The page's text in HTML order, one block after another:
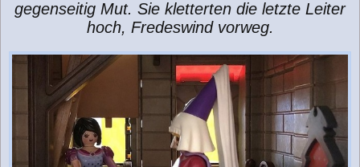
gegenseitig Mut. Sie kletterten die letzte Leiter
hoch, Fredeswind vorweg.